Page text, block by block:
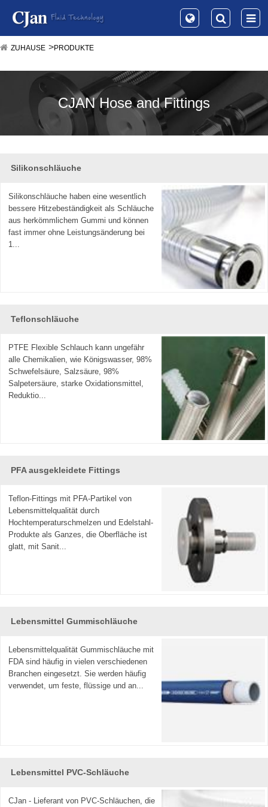
ZUHAUSE PRODUKTE
CJAN Hose and Fittings
Silikonschläuche
Silikonschläuche haben eine wesentlich
bessere Hitzebeständigkeit als Schläuche
aus herkömmlichem Gummi und können
fast immer ohne Leistungsänderung bei
1...
Teflonschläuche
PTFE Flexible Schlauch kann ungefähr
alle Chemikalien, wie Königswasser, 98%
Schwefelsäure, Salzsäure, 98%
Salpetersäure, starke Oxidationsmittel,
Reduktio...
PFA ausgekleidete Fittings
Teflon-Fittings mit PFA-Partikel von
Lebensmittelqualität durch
Hochtemperaturschmelzen und Edelstahl-
Produkte als Ganzes, die Oberfläche ist
glatt, mit Sanit...
Lebensmittel Gummischläuche
Lebensmittelqualität Gummischläuche mit
FDA sind häufig in vielen verschiedenen
Branchen eingesetzt. Sie werden häufig
verwendet, um feste, flüssige und an...
Lebensmittel PVC-Schläuche
CJan - Lieferant von PVC-Schläuchen, die